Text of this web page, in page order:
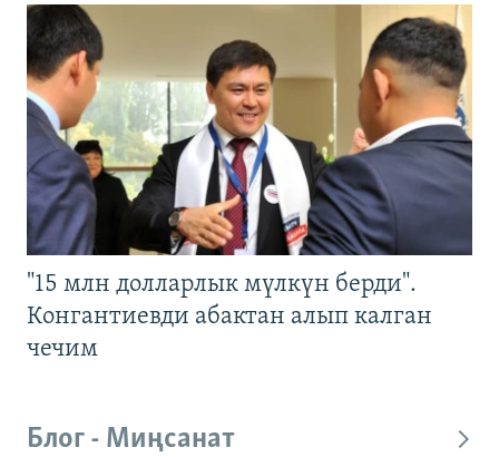
"15 млн долларлык мүлкүн берди".
Конгантиевди абактан алып калган
чечим
Блог - Миңсанат